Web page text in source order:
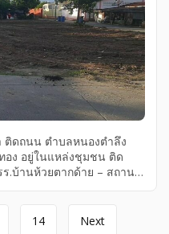
ติดถนน ตำบลหนองตำลึง
อง อยู่ในแหล่งชุมชน ติด
.บ้านห้วยตากด้าย – สถาน
ค่าโอน ) สนใจติดต่อ
14 Next